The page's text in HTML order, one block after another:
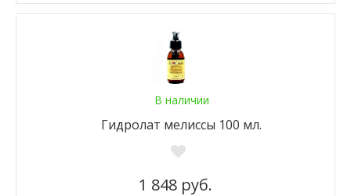
В наличии
Гидролат мелиссы 100 мл.
1 848 руб.